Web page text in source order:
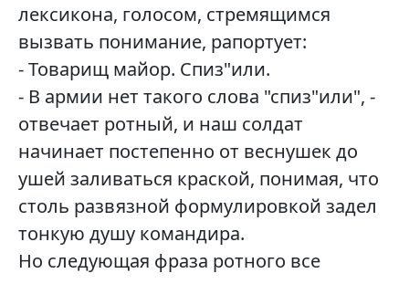
лексикона, голосом, стремящимся
вызвать понимание, рапортует:
- Товарищ майор. Спиз"или.
- В армии нет такого слова "спиз"или", -
отвечает ротный, и наш солдат
начинает постепенно от веснушек до
ушей заливаться краской, понимая, что
столь развязной формулировкой задел
тонкую душу командира.
Но следующая фраза ротного все